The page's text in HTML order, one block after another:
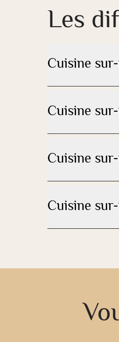
Les
Cuisine
Cuisine
Cuisine
Cuisine